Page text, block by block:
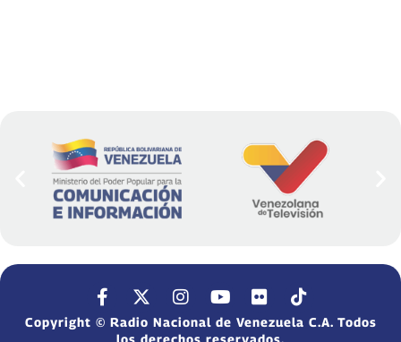
Copyright © Radio Nacional de Venezuela C.A. Todos
los derechos reservados.